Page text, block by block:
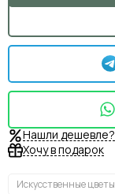
Нашли дешевле?
Хочу в подарок
Искусственные цветы